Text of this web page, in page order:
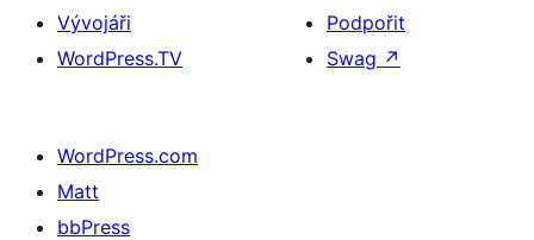
Vývojáři
WordPress.TV
Podpořit
Swag ↗
WordPress.com
Matt
bbPress